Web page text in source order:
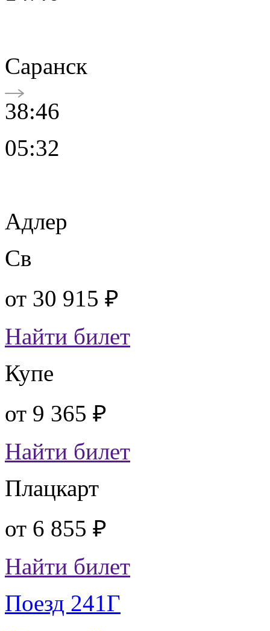
Саранск
38:46
05:32
Адлер
Св
от 30 915 ₽
Найти билет
Купе
от 9 365 ₽
Найти билет
Плацкарт
от 6 855 ₽
Найти билет
Поезд 241Г